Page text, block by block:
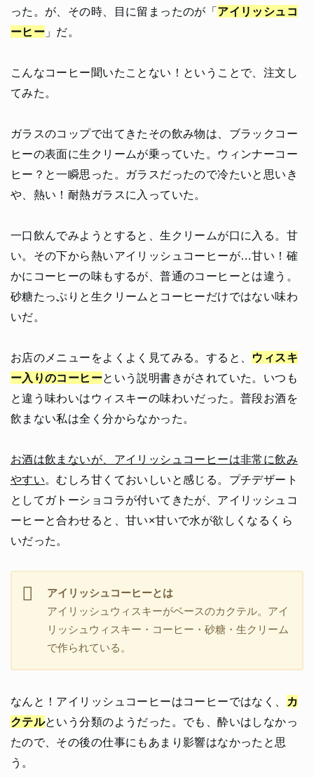
った。が、その時、目に留まったのが「 アイリッシュコ
ーヒー 」だ。
こんなコーヒー聞いたことない！ということで、注文し
てみた。
ガラスのコップで出てきたその飲み物は、ブラックコー
ヒーの表面に生クリームが乗っていた。ウィンナーコー
ヒー？と一瞬思った。ガラスだったので冷たいと思いき
や、熱い！耐熱ガラスに入っていた。
一口飲んでみようとすると、生クリームが口に入る。甘
い。その下から熱いアイリッシュコーヒーが…甘い！確
かにコーヒーの味もするが、普通のコーヒーとは違う。
砂糖たっぷりと生クリームとコーヒーだけではない味わ
いだ。
お店のメニューをよくよく見てみる。すると、 ウィスキ
ー入りのコーヒーという説明書きがされていた。いつも
と違う味わいはウィスキーの味わいだった。普段お酒を
飲まない私は全く分からなかった。
お酒は飲まないが、アイリッシュコーヒーは非常に飲み
やすい 。むしろ甘くておいしいと感じる。プチデザート
としてガトーショコラが付いてきたが、アイリッシュコ
ーヒーと合わせると、甘い×甘いで水が欲しくなるくら
いだった。
アイリッシュコーヒーとは
アイリッシュウィスキーがベースのカクテル。アイ
リッシュウィスキー・コーヒー・砂糖・生クリーム
で作られている。
なんと！アイリッシュコーヒーはコーヒーではなく、
カ
クテルという分類のようだった。でも、酔いはしなかっ
たので、その後の仕事にもあまり影響はなかったと思
う。